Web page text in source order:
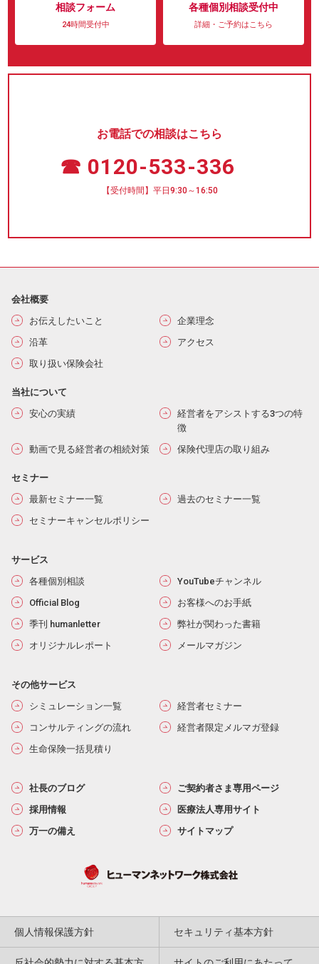
相談フォーム
24時間受付中
各種個別相談受付中
詳細・ご予約はこちら
お電話での相談はこちら
☎ 0120-533-336
【受付時間】平日9:30～16:50
会社概要
お伝えしたいこと
企業理念
沿革
アクセス
取り扱い保険会社
当社について
安心の実績
経営者をアシストする3つの特
徴
動画で見る経営者の相続対策
保険代理店の取り組み
セミナー
最新セミナー一覧
過去のセミナー一覧
セミナーキャンセルポリシー
サービス
各種個別相談
YouTubeチャンネル
Official Blog
お客様へのお手紙
季刊 humanletter
弊社が関わった書籍
オリジナルレポート
メールマガジン
その他サービス
シミュレーション一覧
経営者セミナー
コンサルティングの流れ
経営者限定メルマガ登録
生命保険一括見積り
社長のブログ
ご契約者さま専用ページ
採用情報
医療法人専用サイト
万一の備え
サイトマップ
個人情報保護方針 セキュリティ基本方針